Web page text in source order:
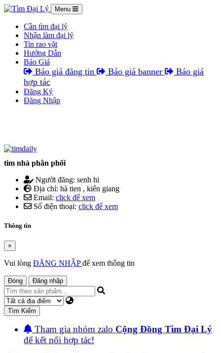
Menu
Cần tìm đại lý
Nhận làm đại lý
Tin rao vặt
Hướng Dẫn
Báo Giá
Báo giá đăng tin Báo giá banner
Báo giá
hợp tác
Đăng Ký
Đăng Nhập
tim nhà phân phối
Người đăng: senh hi
Địa chỉ: hà tien , kiên giang
Email: click để xem
Số điện thoại: click để xem
Thông tin
×
Vui lòng ĐĂNG NHẬPđể xem thông tin
Đóng Đăng nhập
Tìm Kiếm
Tham gia nhóm zalo Cộng Đồng Tìm Đại Lý
để kết nối hợp tác!